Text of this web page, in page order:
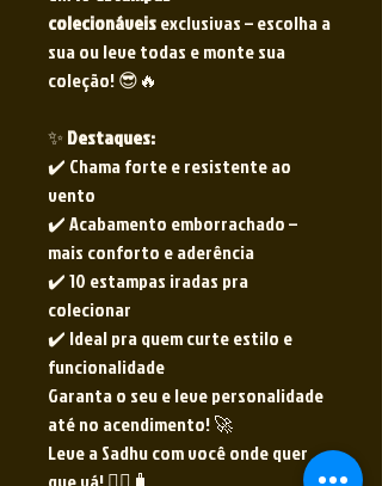
colecionáveisexclusivas – escolha a
sua ou leve todas e monte sua
coleção! 😎🔥
✨ Destaques:
✔️ Chama forte e resistente ao
vento
✔️ Acabamento emborrachado –
mais conforto e aderência
✔️ 10 estampas iradas pra
colecionar
✔️ Ideal pra quem curte estilo e
funcionalidade
Garanta o seu e leve personalidade
até no acendimento! 🚀
Leve a Sadhu com você onde quer